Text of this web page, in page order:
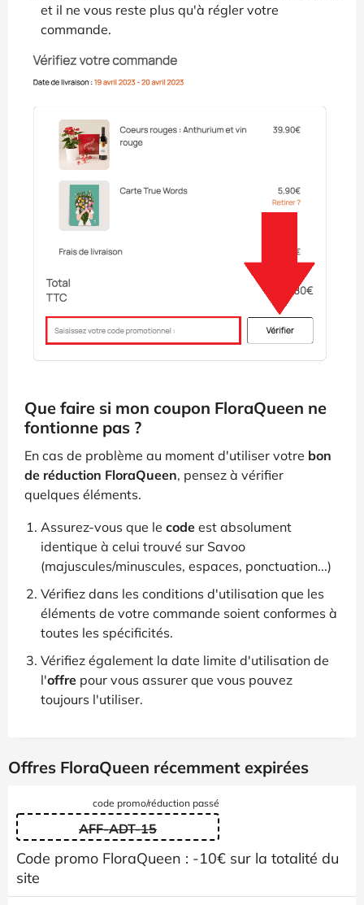
et il ne vous reste plus qu'à régler votre
commande.
Que faire si mon coupon FloraQueen ne
fontionne pas ?
En cas de problème au moment d'utiliser votre bon
de réduction FloraQueen, pensez à vérifier
quelques éléments.
Assurez-vous que le code est absolument
identique à celui trouvé sur Savoo
(majuscules/minuscules, espaces, ponctuation...)
Vérifiez dans les conditions d'utilisation que les
éléments de votre commande soient conformes à
toutes les spécificités.
Vérifiez également la date limite d'utilisation de
l'offre pour vous assurer que vous pouvez
toujours l'utiliser.
Offres FloraQueen récemment expirées
code promo/réduction passé
AFF-ADT-15
Code promo FloraQueen : -10€ sur la totalité du
site